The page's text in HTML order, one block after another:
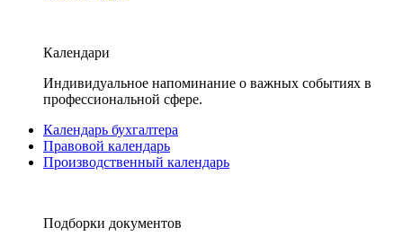
Календари
Индивидуальное напоминание о важных событиях в
профессиональной сфере.
Календарь бухгалтера
Правовой календарь
Производственный календарь
Подборки документов